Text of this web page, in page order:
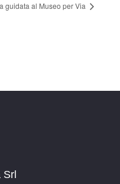
guidata al Museo per Via